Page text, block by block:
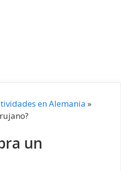
en Alemania »
un